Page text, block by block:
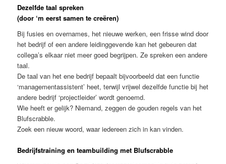
Dezelfde taal spreken
(door ‘m eerst samen te creëren)
Bij fusies en overnames, het nieuwe werken, een frisse wind door
het bedrijf of een andere leidinggevende kan het gebeuren dat
collega’s elkaar niet meer goed begrijpen. Ze spreken een andere
taal.
De taal van het ene bedrijf bepaalt bijvoorbeeld dat een functie
‘managementassistent’ heet, terwijl vrijwel dezelfde functie bij het
andere bedrijf ‘projectleider’ wordt genoemd.
Wie heeft er gelijk? Niemand, zeggen de gouden regels van het
Blufscrabble.
Zoek een nieuw woord, waar iedereen zich in kan vinden.
Bedrijfstraining en teambuilding met Blufscrabble